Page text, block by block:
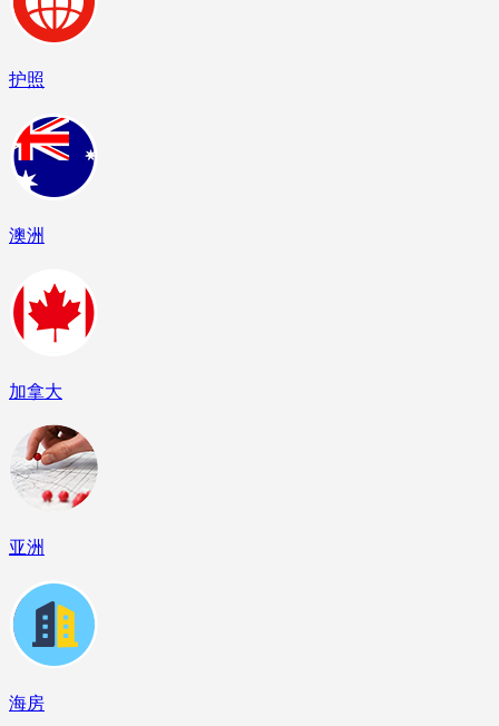
护照
澳洲
加拿大
亚洲
海房